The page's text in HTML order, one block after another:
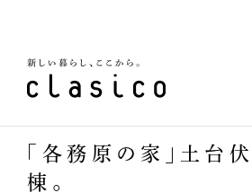
「各務原の家」土台
棟。